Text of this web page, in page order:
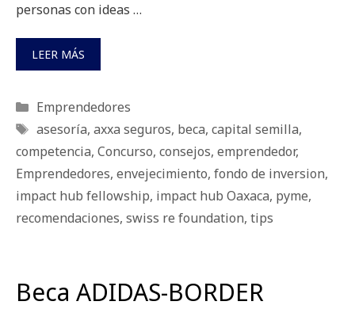
personas con ideas …
LEER MÁS
Categorías
Emprendedores
Etiquetas
asesoría, axxa seguros, beca, capital semilla,
competencia, Concurso, consejos, emprendedor,
Emprendedores, envejecimiento, fondo de inversion,
impact hub fellowship, impact hub Oaxaca, pyme,
recomendaciones, swiss re foundation, tips
Beca ADIDAS-BORDER